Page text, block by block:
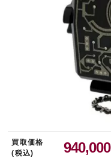
買取価格
(税込)
940,000